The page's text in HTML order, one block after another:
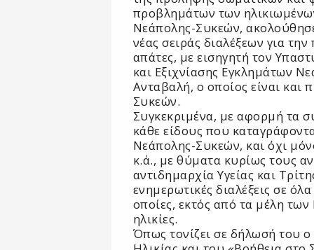
προβλημάτων των
Νεάπολης-Συκεών,
νέας σειράς διαλέξεων για
απάτες, με εισηγητή τον
και Εξιχνίασης Εγκλημάτων
Ανταβαλή, ο οποίος είναι και
Συκεών.
Συγκεκριμένα, με αφορμή τα
κάθε είδους που
Νεάπολης-Συκεών, και όχι
κ.ά., με θύματα κυρίως τους
αντιδημαρχία Υγείας και
ενημερωτικές διαλέξεις σε
οποίες, εκτός από τα μέλη
ηλικίες.
Όπως τονίζει σε δήλωσή του ο